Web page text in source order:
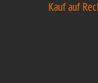
Kauf auf